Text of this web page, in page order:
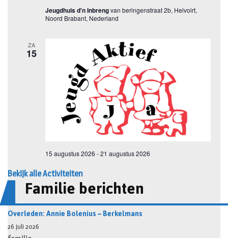
Bekijk alle Activiteiten
Familie berichten
Overleden: Annie Bolenius – Berkelmans
26 juli 2026